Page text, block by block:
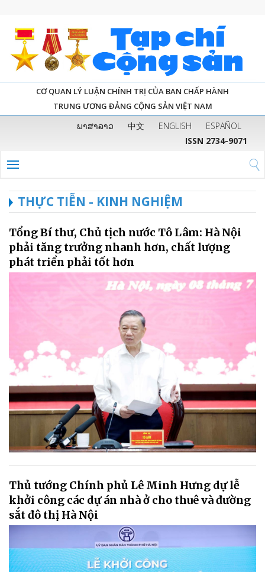
CƠ QUAN LÝ LUẬN CHÍNH TRỊ CỦA BAN CHẤP HÀNH
TRUNG ƯƠNG ĐẢNG CỘNG SẢN VIỆT NAM
ພາສາລາວ 中文 ENGLISH
ESPAÑOL
ISSN 2734-9071
THỰC TIỄN - KINH NGHIỆM
Tổng Bí thư, Chủ tịch nước Tô Lâm: Hà Nội
phải tăng trưởng nhanh hơn, chất lượng
phát triển phải tốt hơn
Thủ tướng Chính phủ Lê Minh Hưng dự lễ
khởi công các dự án nhà ở cho thuê và đường
sắt đô thị Hà Nội